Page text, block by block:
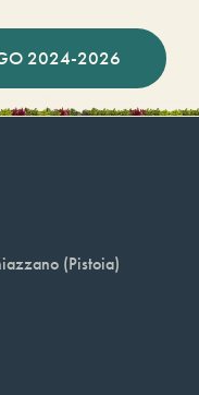
2024-2026
(Pistoia)